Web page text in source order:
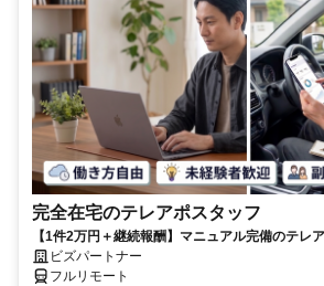
完全在宅のテレアポスタッフ
【1件2万円＋継続報酬】マニュアル完備のテレ
副業スタッフ活躍中／丁寧なフォロー体制あり
ビズパートナー
フルリモート